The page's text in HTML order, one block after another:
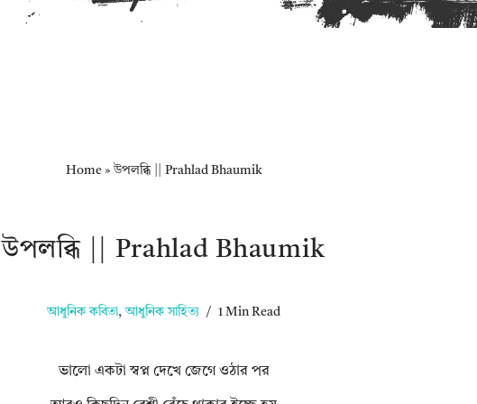
Home»উপলব্ধি || Prahlad Bhaumik
উপলব্ধি || Prahlad Bhaumik
আধুনিক কবিতা,আধুনিক সাহিত্য 1 Min Read
ভালো একটা স্বপ্ন দেখে জেগে ওঠার পর